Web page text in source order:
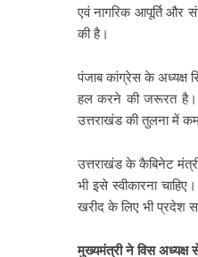
एवं नागरिक आपूर्ति और
की है।
पंजाब कांग्रेस के अध्यक्ष
हल करने की जरूरत है।
उत्तराखंड की तुलना में
उत्तराखंड के कैबिनेट
भी इसे स्वीकारना
खरीद के लिए भी प्रदेश
मुख्यमंत्री ने विस अध्यक्ष